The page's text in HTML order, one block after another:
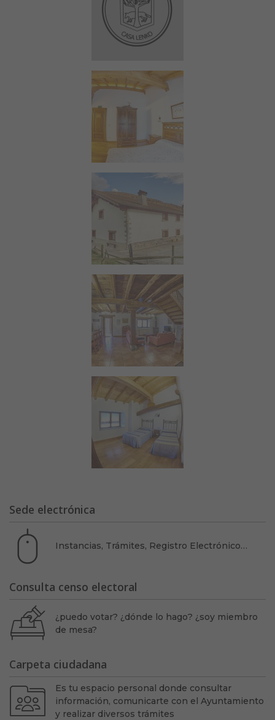
Sede electrónica
Instancias, Trámites, Registro Electrónico…
Consulta censo electoral
¿puedo votar? ¿dónde lo hago? ¿soy miembro
de mesa?
Carpeta ciudadana
Es tu espacio personal donde consultar
información, comunicarte con el Ayuntamiento
y realizar diversos trámites